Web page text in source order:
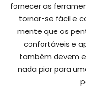
fornecer as
tornar-se fácil e
mente que os
confortáveis e
também devem
nada pior para